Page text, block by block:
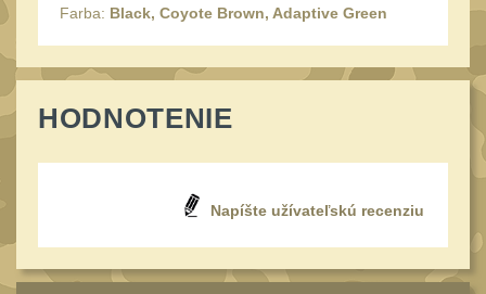
Předpažbí
Pre AK11
Raily, lišty, krytky
Přední rukojeti
Farba: Black, Coyote Brown, Adaptive Green
HODNOTENIE
Napíšte užívateľskú recenziu